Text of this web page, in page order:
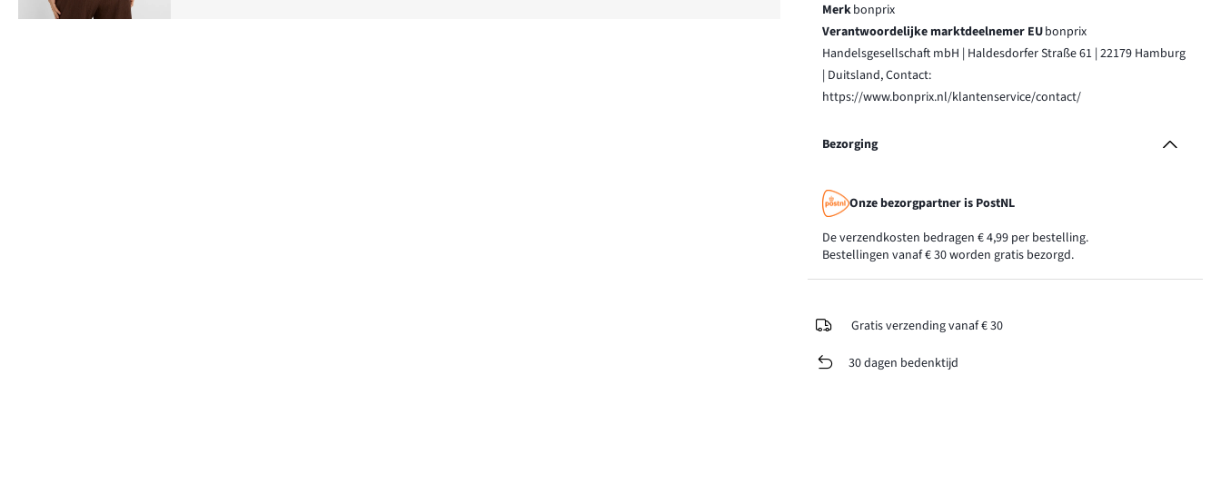
Merkbonprix
Verantwoordelijke marktdeelnemer EUbonprix
Handelsgesellschaft mbH | Haldesdorfer Straße 61 | 22179 Hamburg
| Duitsland, Contact:
https://www.bonprix.nl/klantenservice/contact/
Bezorging
Onze bezorgpartner is PostNL
De verzendkosten bedragen € 4,99 per bestelling.
Bestellingen vanaf € 30 worden gratis bezorgd.
Gratis verzending vanaf € 30
30 dagen bedenktijd